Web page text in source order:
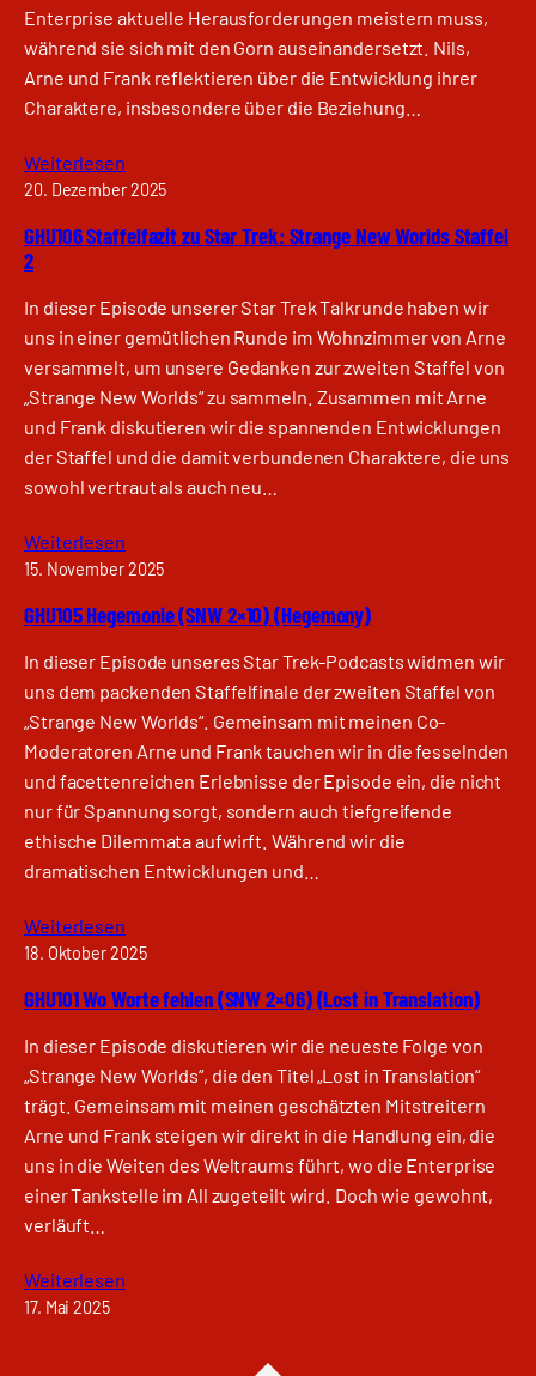
Enterprise aktuelle Herausforderungen meistern muss,
während sie sich mit den Gorn auseinandersetzt. Nils,
Arne und Frank reflektieren über die Entwicklung ihrer
Charaktere, insbesondere über die Beziehung…
Weiterlesen
20. Dezember 2025
GHU106 Staffelfazit zu Star Trek: Strange New Worlds Staffel
2
In dieser Episode unserer Star Trek Talkrunde haben wir
uns in einer gemütlichen Runde im Wohnzimmer von Arne
versammelt, um unsere Gedanken zur zweiten Staffel von
„Strange New Worlds“ zu sammeln. Zusammen mit Arne
und Frank diskutieren wir die spannenden Entwicklungen
der Staffel und die damit verbundenen Charaktere, die uns
sowohl vertraut als auch neu…
Weiterlesen
15. November 2025
GHU105 Hegemonie (SNW 2×10) (Hegemony)
In dieser Episode unseres Star Trek-Podcasts widmen wir
uns dem packenden Staffelfinale der zweiten Staffel von
„Strange New Worlds“. Gemeinsam mit meinen Co-
Moderatoren Arne und Frank tauchen wir in die fesselnden
und facettenreichen Erlebnisse der Episode ein, die nicht
nur für Spannung sorgt, sondern auch tiefgreifende
ethische Dilemmata aufwirft. Während wir die
dramatischen Entwicklungen und…
Weiterlesen
18. Oktober 2025
GHU101 Wo Worte fehlen (SNW 2×06) (Lost in Translation)
In dieser Episode diskutieren wir die neueste Folge von
„Strange New Worlds“, die den Titel „Lost in Translation“
trägt. Gemeinsam mit meinen geschätzten Mitstreitern
Arne und Frank steigen wir direkt in die Handlung ein, die
uns in die Weiten des Weltraums führt, wo die Enterprise
einer Tankstelle im All zugeteilt wird. Doch wie gewohnt,
verläuft…
Weiterlesen
17. Mai 2025